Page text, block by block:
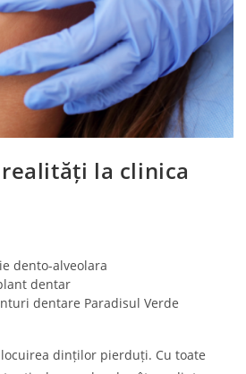
la clinica
dento-alveolara
dentar
dentare Paradisul Verde
dinților pierduți. Cu toate